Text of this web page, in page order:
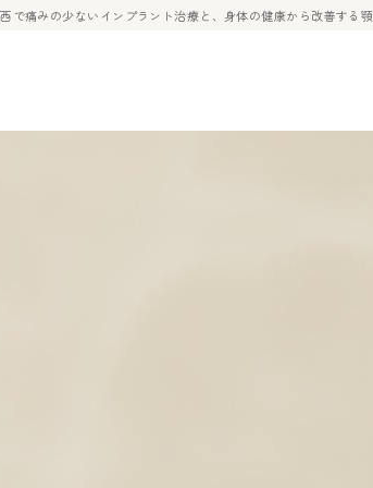
痛みの少ないインプラント治療と、身体の健康から改善する